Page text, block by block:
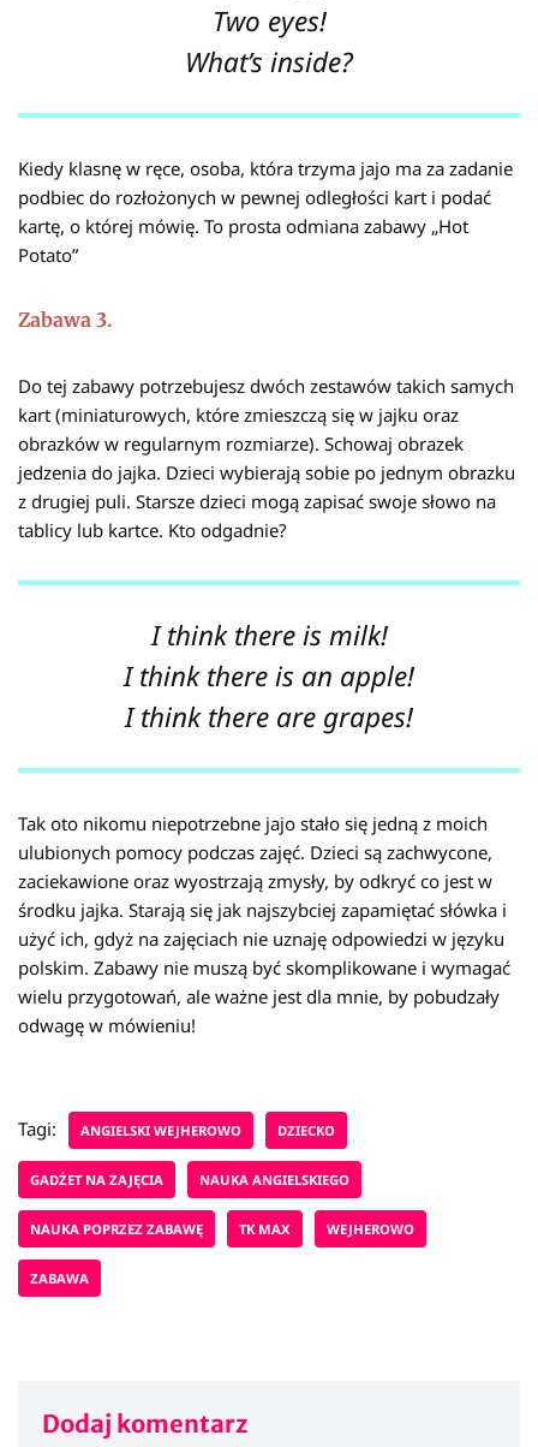
Two eyes!
What’s inside?
Kiedy klasnę w ręce, osoba, która trzyma jajo ma za zadanie
podbiec do rozłożonych w pewnej odległości kart i podać
kartę, o której mówię. To prosta odmiana zabawy „Hot
Potato”
Zabawa 3.
Do tej zabawy potrzebujesz dwóch zestawów takich samych
kart (miniaturowych, które zmieszczą się w jajku oraz
obrazków w regularnym rozmiarze). Schowaj obrazek
jedzenia do jajka. Dzieci wybierają sobie po jednym obrazku
z drugiej puli. Starsze dzieci mogą zapisać swoje słowo na
tablicy lub kartce. Kto odgadnie?
I think there is milk!
I think there is an apple!
I think there are grapes!
Tak oto nikomu niepotrzebne jajo stało się jedną z moich
ulubionych pomocy podczas zajęć. Dzieci są zachwycone,
zaciekawione oraz wyostrzają zmysły, by odkryć co jest w
środku jajka. Starają się jak najszybciej zapamiętać słówka i
użyć ich, gdyż na zajęciach nie uznaję odpowiedzi w języku
polskim. Zabawy nie muszą być skomplikowane i wymagać
wielu przygotowań, ale ważne jest dla mnie, by pobudzały
odwagę w mówieniu!
Tagi: ANGIELSKI WEJHEROWO DZIECKO
GADŻET NA ZAJĘCIA NAUKA ANGIELSKIEGO
NAUKA POPRZEZ ZABAWĘ TK MAX WEJHEROWO
ZABAWA
Dodaj komentarz